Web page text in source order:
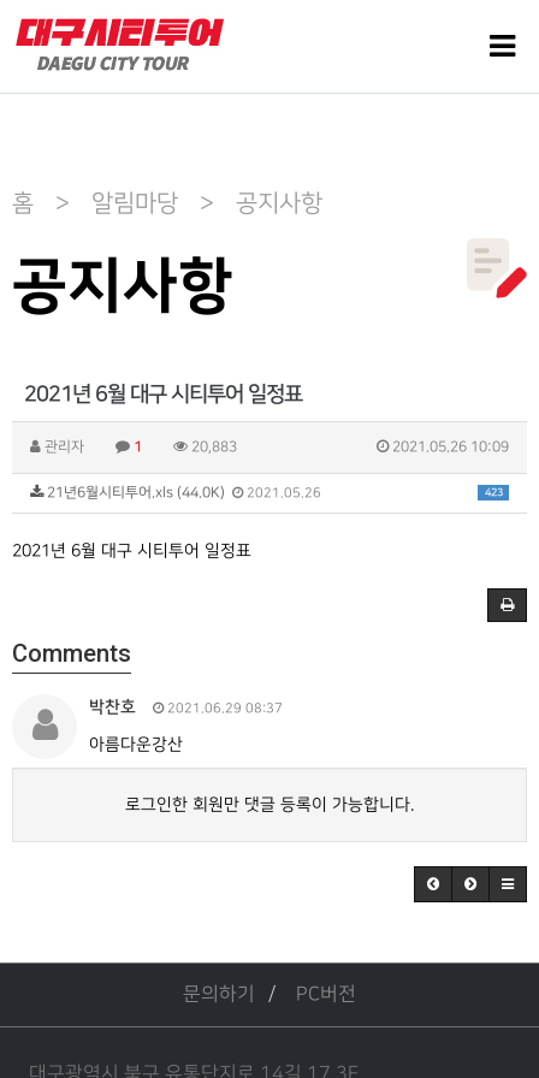
홈 > 알림마당 > 공지사항
공지사항
2021년 6월 대구 시티투어 일정표
관리자 1 20,883 2021.05.26 10:09
423
21년6월시티투어.xls (44.0K) 2021.05.26
2021년 6월 대구 시티투어 일정표
Comments
박찬호 2021.06.29 08:37
아름다운강산
로그인한 회원만 댓글 등록이 가능합니다.
문의하기 PC버전
대구광역시 북구 유통단지로 14길 17 3F